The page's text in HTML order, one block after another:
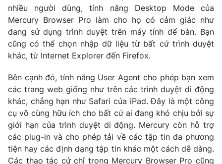
Theo dõi báo trên
Cơ quan báo chí:Thời báo VTV
Giấy phép hoạt động báo in và báo điện tử số 483/GP-BTTTT
cấp ngày 29/12/2023
Tổng Biên tập:Vũ Thanh Thủy
Phó Tổng Biên tập:
Nguyễn Thị Mỹ Hạnh, Phạm Quốc Thắng,
Nguyễn Trọng Ninh
Tổng đài VTV: 024.38 355 931 - 024.38 355 932
nhiều người dùng, tính năng Desktop Mode của
Mercury Browser Pro làm cho họ có cảm giác như
đang sử dụng trình duyệt trên máy tính để bàn. Bạn
cũng có thể chọn nhập dữ liệu từ bất cứ trình duyệt
khác, từ Internet Explorer đến Firefox.
Bên cạnh đó, tính năng User Agent cho phép bạn xem
các trang web giống như trên các trình duyệt di động
khác, chẳng hạn như Safari của iPad. Đây là một công
cụ vô cùng hữu ích cho bất cứ ai đang khó chịu bởi sự
giới hạn của trình duyệt di động. Mercury còn hỗ trợ
các plug-in và cho phép tải về các tập tin đa phương
tiện hay các định dạng tập tin khác một cách dễ dàng.
Các thao tác cử chỉ trong Mercury Browser Pro cũng